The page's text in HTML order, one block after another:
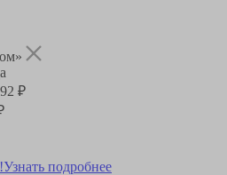
₽
Узнать подробнее